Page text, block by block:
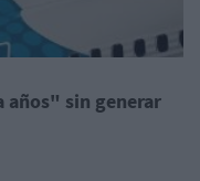
años" sin generar